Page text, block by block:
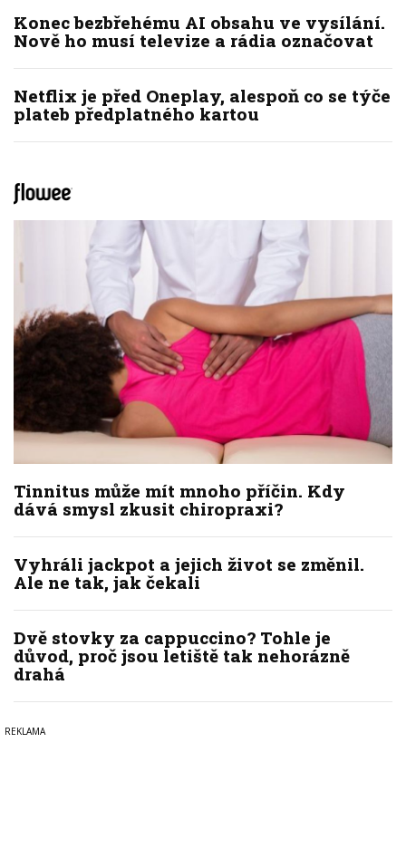
Konec bezbřehému AI obsahu ve vysílání.
Nově ho musí televize a rádia označovat
Netflix je před Oneplay, alespoň co se týče
plateb předplatného kartou
Tinnitus může mít mnoho příčin. Kdy
dává smysl zkusit chiropraxi?
Vyhráli jackpot a jejich život se změnil.
Ale ne tak, jak čekali
Dvě stovky za cappuccino? Tohle je
důvod, proč jsou letiště tak nehorázně
drahá